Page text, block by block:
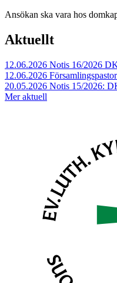
Ansökan ska vara hos
Aktuellt
12.06.2026 Notis 16/2026
12.06.2026
20.05.2026 Notis 15/2026:
Mer aktuell